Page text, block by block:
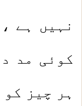
نہیں ہے
کوئی مد
ہر چیز